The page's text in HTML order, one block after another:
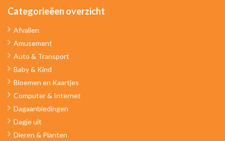
Categorieëen overzicht
Afvallen
Amusement
Auto & Transport
Baby & Kind
Bloemen en Kaartjes
Computer & Internet
Dagaanbiedingen
Dagje uit
Dieren & Planten